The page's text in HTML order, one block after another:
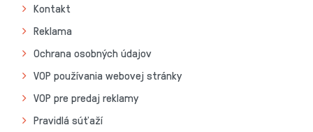
Kontakt
Reklama
Ochrana osobných údajov
VOP používania webovej stránky
VOP pre predaj reklamy
Pravidlá súťaží